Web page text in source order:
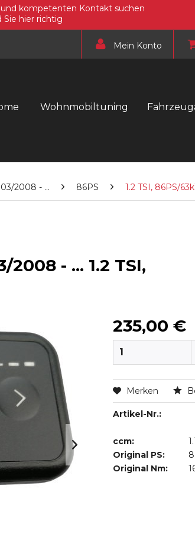
kompetenten Kontakt suchen
Sie hier richtig
Mein Konto
Wohnmobiltuning
2008 - ... 86PS 1.2 TSI, 86PS/
2008 - ... 1.2 TSI,
235,00 €
Merken
Artikel-Nr.:
ccm:
Original PS:
Original Nm: